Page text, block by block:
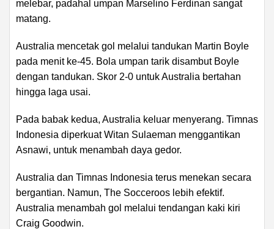
melebar, padahal umpan Marselino Ferdinan sangat
matang.
Australia mencetak gol melalui tandukan Martin Boyle
pada menit ke-45. Bola umpan tarik disambut Boyle
dengan tandukan. Skor 2-0 untuk Australia bertahan
hingga laga usai.
Pada babak kedua, Australia keluar menyerang. Timnas
Indonesia diperkuat Witan Sulaeman menggantikan
Asnawi, untuk menambah daya gedor.
Australia dan Timnas Indonesia terus menekan secara
bergantian. Namun, The Socceroos lebih efektif.
Australia menambah gol melalui tendangan kaki kiri
Craig Goodwin.